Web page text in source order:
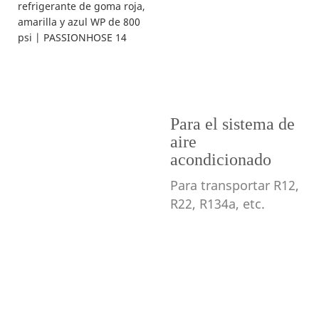
Para el sistema de
aire
acondicionado
Para transportar R12,
R22, R134a, etc.